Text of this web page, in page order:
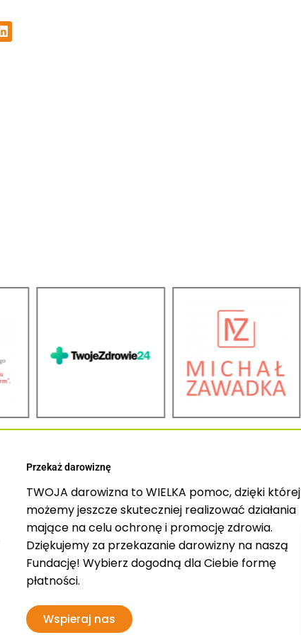
Przekaż darowiznę
TWOJA darowizna to WIELKA pomoc, dzięki której
możemy jeszcze skuteczniej realizować działania
mające na celu ochronę i promocję zdrowia.
Dziękujemy za przekazanie darowizny na naszą
Fundację! Wybierz dogodną dla Ciebie formę
płatności.
Wspieraj nas